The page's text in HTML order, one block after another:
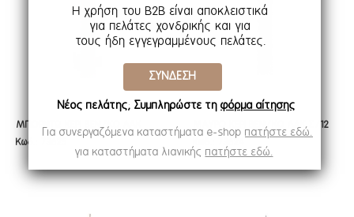
ΜΠΟΡΝΤΩ ΚΕΡΙ ΒΕΝ/ΚΟ ΛΑΚ
Σ/12 25 ΕΚ
ΜΠΟΡΝΤΩ ΚΕΡΙ ΒΕΝ/ΚΟ ΛΑΚ
Σ/12 25 ΕΚ
Κωδ.: 73625
ΜΑΥΡΟ ΚΕΡΙ ΒΕΝ/ΚΟ ΛΑΚ Σ/12
25 ΕΚ
ΜΑΥΡΟ ΚΕΡΙ ΒΕΝ/ΚΟ ΛΑΚ Σ/12
ΣΥΝΔΕΣΗ
Για συνεργαζόμενα καταστήματα e-shop πατήστε εδώ.
Η χρήση του B2B είναι αποκλειστικά
για πελάτες χονδρικής και για
τους ήδη εγγεγραμμένους πελάτες.
Νέος πελάτης; Συμπληρώστε τη φόρμα αίτησης
για καταστήματα λιανικής πατήστε εδώ.